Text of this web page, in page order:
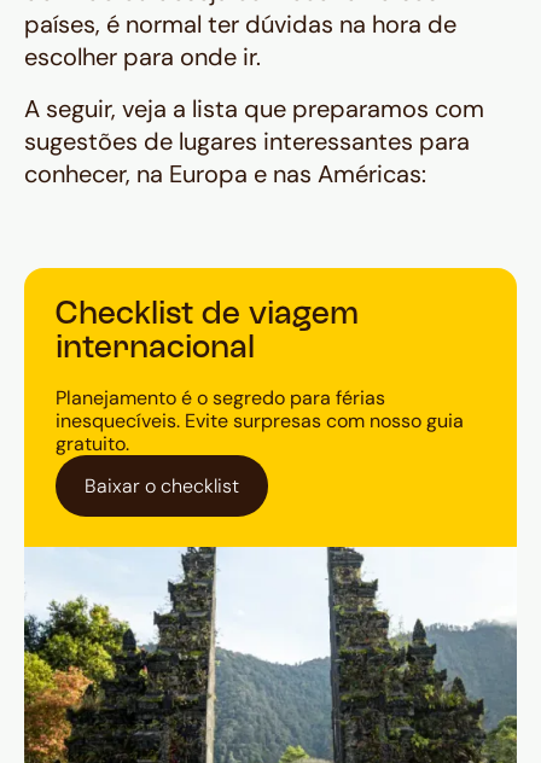
países, é normal ter dúvidas na hora de
escolher para onde ir.
A seguir, veja a lista que preparamos com
sugestões de lugares interessantes para
conhecer, na Europa e nas Américas:
Checklist de viagem
internacional
Planejamento é o segredo para férias
inesquecíveis. Evite surpresas com nosso guia
gratuito.
Baixar o checklist